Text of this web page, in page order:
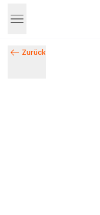
Zurück